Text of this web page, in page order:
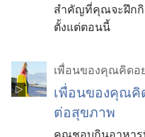
สำคัญที่คุณจะฝึกกิ
ตั้งแต่ตอนนี้
เพื่อนของคุณคิดอ
เพื่อนของคุณคิ
ต่อสุขภาพ
คุณชอบกินอาหาร